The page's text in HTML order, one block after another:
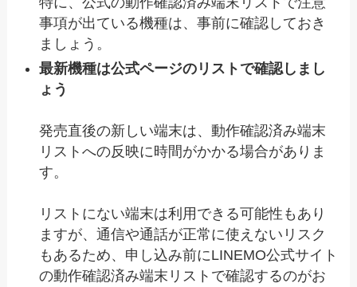
事項が出ている機種は、事前に確認しておき
ましょう。
最新機種は公式ページのリストで確認しまし
ょう
発売直後の新しい端末は、動作確認済み端末
リストへの反映に時間がかかる場合がありま
す。
リストにない端末は利用できる可能性もあり
ますが、通信や通話が正常に使えないリスク
もあるため、申し込み前にLINEMO公式サイト
の動作確認済み端末リストで確認するのがお